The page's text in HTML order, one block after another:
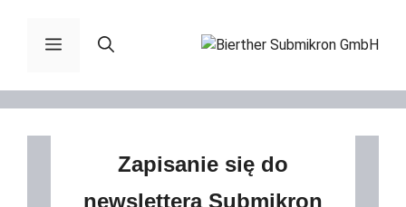
zawartościMenu
Zapisanie się do
newslettera Submikron